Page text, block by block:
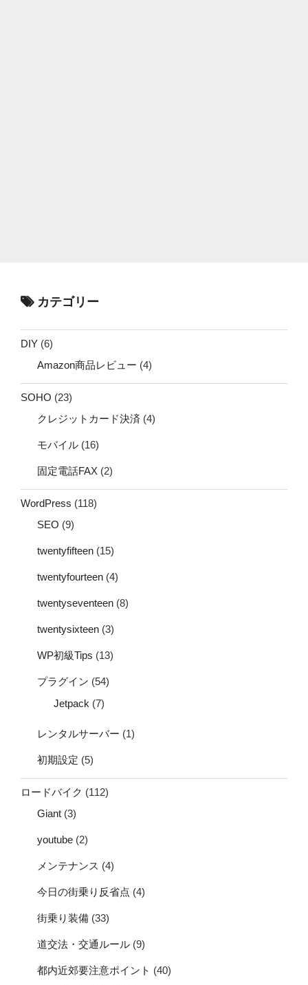
カテゴリー
DIY (6)
Amazon商品レビュー (4)
SOHO (23)
クレジットカード決済 (4)
モバイル (16)
固定電話FAX (2)
WordPress (118)
SEO (9)
twentyfifteen (15)
twentyfourteen (4)
twentyseventeen (8)
twentysixteen (3)
WP初級Tips (13)
プラグイン (54)
Jetpack (7)
レンタルサーバー (1)
初期設定 (5)
ロードバイク (112)
Giant (3)
youtube (2)
メンテナンス (4)
今日の街乗り反省点 (4)
街乗り装備 (33)
道交法・交通ルール (9)
都内近郊要注意ポイント (40)